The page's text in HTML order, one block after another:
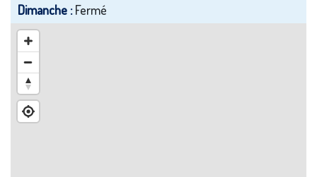
Dimanche :Fermé